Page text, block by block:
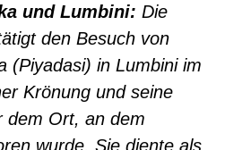
und Lumbini: Die
den Besuch von
(Piyadasi) in Lumbini im
Krönung und seine
dem Ort, an dem
wurde. Sie diente als